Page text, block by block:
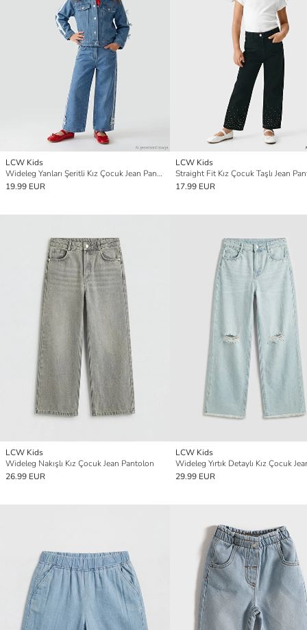
LCW Kids
Wideleg Yanları Şeritli Kız Çocuk Jean Pantolon
19.99 EUR
LCW Kids
Straight Fit Kız Çocuk Taşlı Jean
17.99 EUR
LCW Kids
Wideleg Nakışlı Kız Çocuk Jean Pantolon
26.99 EUR
LCW Kids
29.99 EUR